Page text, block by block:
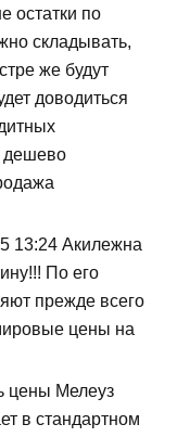
остатки по
складывать,
же будут
доводиться
дешево
13:24 Акилежна
По его
прежде всего
цены на
цены Мелеуз
в стандартном